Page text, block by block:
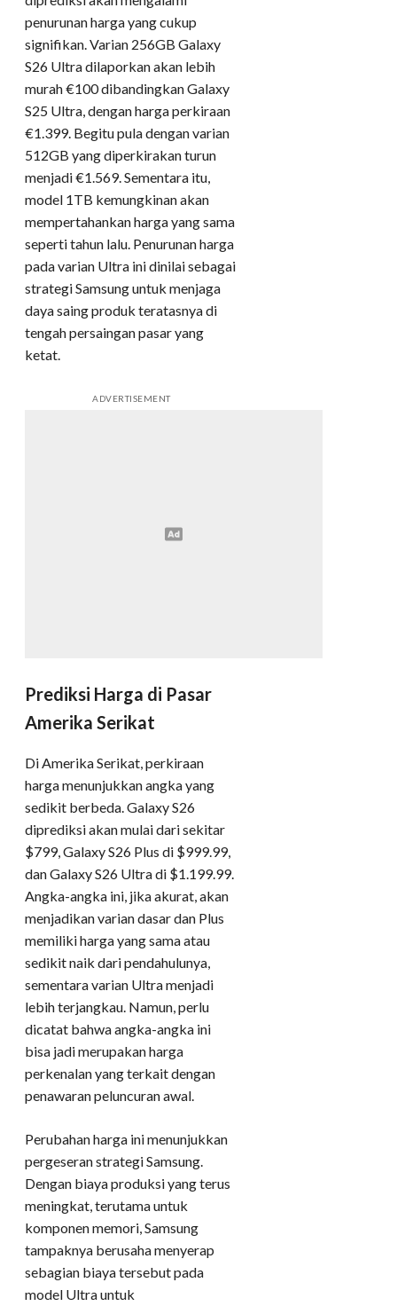
penurunan harga yang cukup
signifikan. Varian 256GB Galaxy
S26 Ultra dilaporkan akan lebih
murah €100 dibandingkan Galaxy
S25 Ultra, dengan harga perkiraan
€1.399. Begitu pula dengan varian
512GB yang diperkirakan turun
menjadi €1.569. Sementara itu,
model 1TB kemungkinan akan
mempertahankan harga yang sama
seperti tahun lalu. Penurunan harga
pada varian Ultra ini dinilai sebagai
strategi Samsung untuk menjaga
daya saing produk teratasnya di
tengah persaingan pasar yang
ketat.
ADVERTISEMENT
Prediksi Harga di Pasar
Amerika Serikat
Di Amerika Serikat, perkiraan
harga menunjukkan angka yang
sedikit berbeda. Galaxy S26
diprediksi akan mulai dari sekitar
$799, Galaxy S26 Plus di $999.99,
dan Galaxy S26 Ultra di $1.199.99.
Angka-angka ini, jika akurat, akan
menjadikan varian dasar dan Plus
memiliki harga yang sama atau
sedikit naik dari pendahulunya,
sementara varian Ultra menjadi
lebih terjangkau. Namun, perlu
dicatat bahwa angka-angka ini
bisa jadi merupakan harga
perkenalan yang terkait dengan
penawaran peluncuran awal.
Perubahan harga ini menunjukkan
pergeseran strategi Samsung.
Dengan biaya produksi yang terus
meningkat, terutama untuk
komponen memori, Samsung
tampaknya berusaha menyerap
sebagian biaya tersebut pada
model Ultra untuk